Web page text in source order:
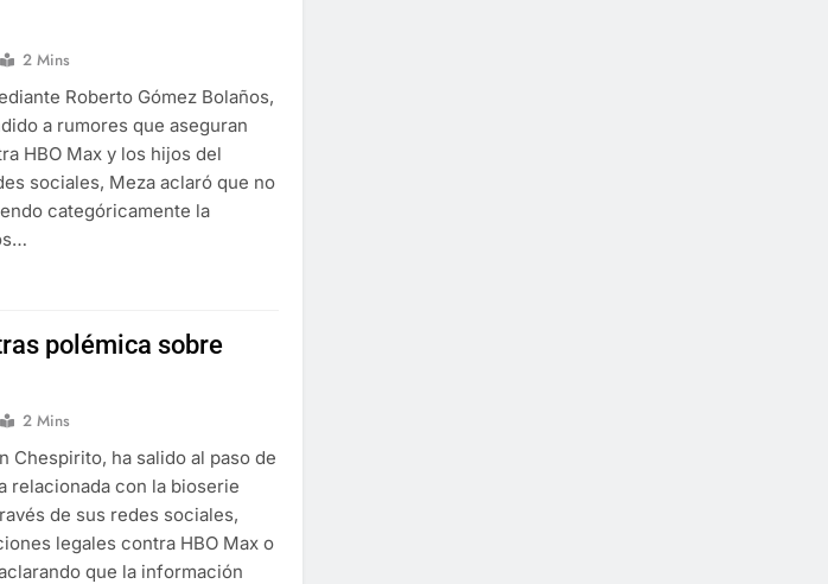
2 Mins
Roberto Gómez Bolaños,
a rumores que aseguran
HBO Max y los hijos del
sociales, Meza aclaró que no
categóricamente la
polémica sobre
2 Mins
Chespirito, ha salido al paso de
relacionada con la bioserie
de sus redes sociales,
legales contra HBO Max o
que la información